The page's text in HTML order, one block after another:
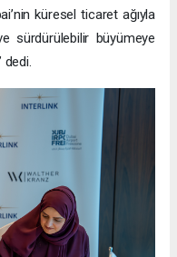
küresel ticaret ağıyla
sürdürülebilir büyümeye
dedi.